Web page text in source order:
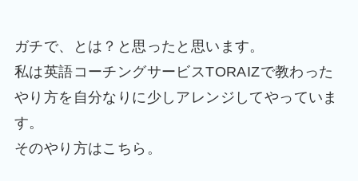
ガチで、とは？と思ったと思います。
私は英語コーチングサービスTORAIZで教わった
やり方を自分なりに少しアレンジしてやっていま
す。
そのやり方はこちら。